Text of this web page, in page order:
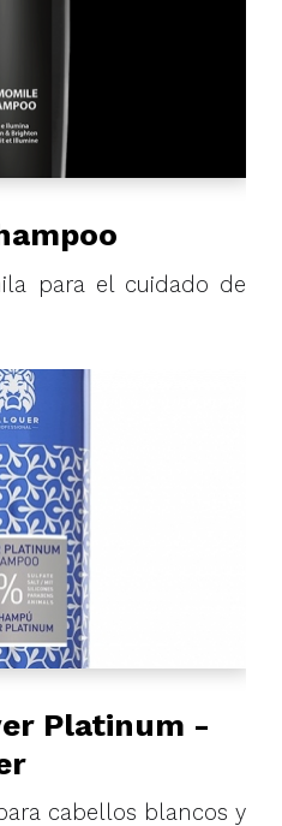
para el cuidado de
Platinum -
cabellos blancos y